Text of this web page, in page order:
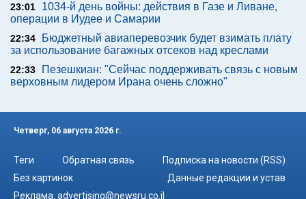
23:01
1034-й день войны: действия в Газе и Ливане,
операции в Иудее и Самарии
22:34
Бюджетный авиаперевозчик будет взимать плату
за использование багажных отсеков над креслами
22:33
Пезешкиан: "Сейчас поддерживать связь с новым
верховным лидером Ирана очень сложно"
Четверг, 06 августа 2026 г.
Теги Обратная связь
Подписка на новости (RSS)
Без картинок
Данные редакции и устав
Реклама: advertising@newsru.co.il